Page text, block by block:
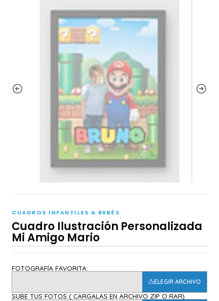
CUADROS INFANTILES & BEBÉS
Cuadro Ilustración Personalizada
Mi Amigo Mario
FOTOGRAFÍA FAVORITA:
ELEGIR ARCHIVO
SUBE TUS FOTOS ( CARGALAS EN ARCHIVO ZIP O RAR)